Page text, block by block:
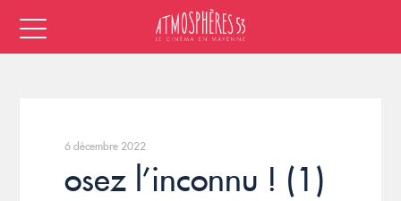
6 décembre 2022
osez l’inconnu ! (1)